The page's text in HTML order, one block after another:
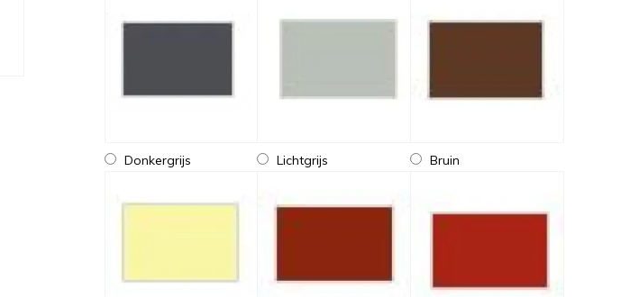
Donkergrijs Lichtgrijs Bruin